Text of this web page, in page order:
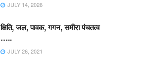
JULY 14, 2026
क्षिति, जल, पावक, गगन, समीरा पंचतत्व
…..
JULY 26, 2021